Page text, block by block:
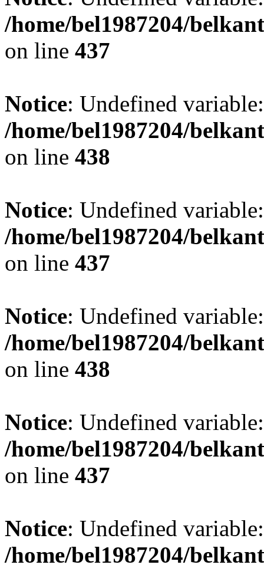
/home/bel1987204/
on line 437
Notice: Undefined
/home/bel1987204/
on line 438
Notice: Undefined
/home/bel1987204/
on line 437
Notice: Undefined
/home/bel1987204/
on line 438
Notice: Undefined
/home/bel1987204/
on line 437
Notice: Undefined
/home/bel1987204/